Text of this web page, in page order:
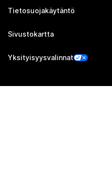
Tietosuojakäytäntö
Sivustokartta
Yksityisyysvalinnat